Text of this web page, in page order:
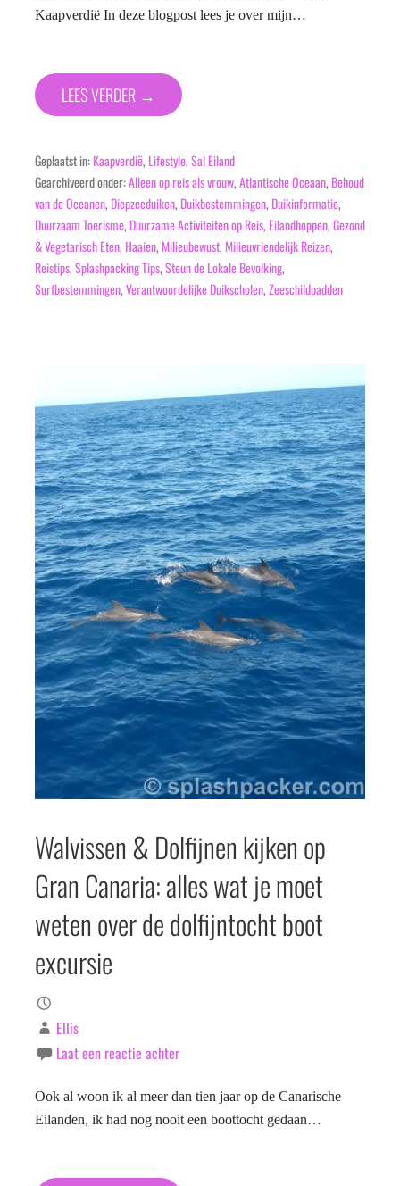
Kaapverdië In deze blogpost lees je over mijn…
LEES VERDER →
Geplaatst in:Kaapverdië, Lifestyle,Sal Eiland
Gearchiveerd onder:Alleen op reis als vrouw,Atlantische Oceaan, Behoud
van de Oceanen, Diepzeeduiken, Duikbestemmingen, Duikinformatie,
Duurzaam Toerisme, Duurzame Activiteiten op Reis, Eilandhoppen,Gezond
& Vegetarisch Eten, Haaien, Milieubewust, Milieuvriendelijk Reizen,
Reistips,Splashpacking Tips,Steun de Lokale Bevolking,
Surfbestemmingen,Verantwoordelijke Duikscholen,Zeeschildpadden
Walvissen & Dolfijnen kijken op
Gran Canaria: alles wat je moet
weten over de dolfijntocht boot
excursie
Ellis
Laat een reactie achter
Ook al woon ik al meer dan tien jaar op de Canarische
Eilanden, ik had nog nooit een boottocht gedaan…